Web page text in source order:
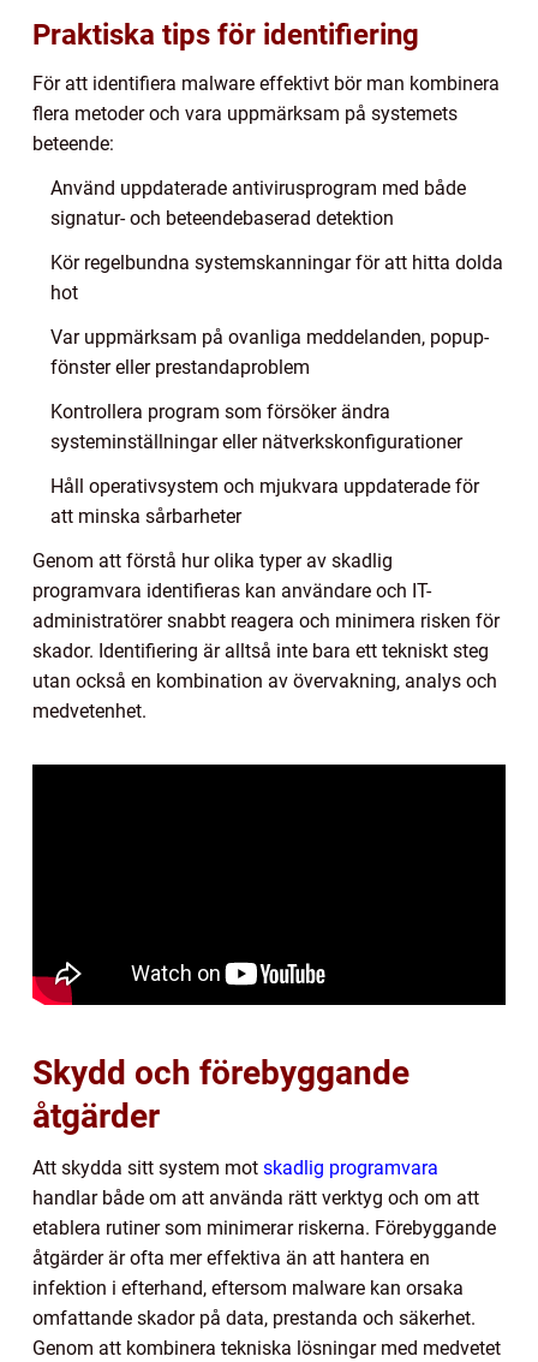
Praktiska tips för identifiering
För att identifiera malware effektivt bör man kombinera
flera metoder och vara uppmärksam på systemets
beteende:
Använd uppdaterade antivirusprogram med både
signatur- och beteendebaserad detektion
Kör regelbundna systemskanningar för att hitta dolda
hot
Var uppmärksam på ovanliga meddelanden, popup-
fönster eller prestandaproblem
Kontrollera program som försöker ändra
systeminställningar eller nätverkskonfigurationer
Håll operativsystem och mjukvara uppdaterade för
att minska sårbarheter
Genom att förstå hur olika typer av skadlig
programvara identifieras kan användare och IT-
administratörer snabbt reagera och minimera risken för
skador. Identifiering är alltså inte bara ett tekniskt steg
utan också en kombination av övervakning, analys och
medvetenhet.
Skydd och förebyggande
åtgärder
Att skydda sitt system mot skadlig programvara
handlar både om att använda rätt verktyg och om att
etablera rutiner som minimerar riskerna. Förebyggande
åtgärder är ofta mer effektiva än att hantera en
infektion i efterhand, eftersom malware kan orsaka
omfattande skador på data, prestanda och säkerhet.
Genom att kombinera tekniska lösningar med medvetet